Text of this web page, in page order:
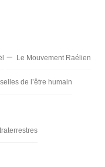
Le Mouvement Raélien
de l’être humain